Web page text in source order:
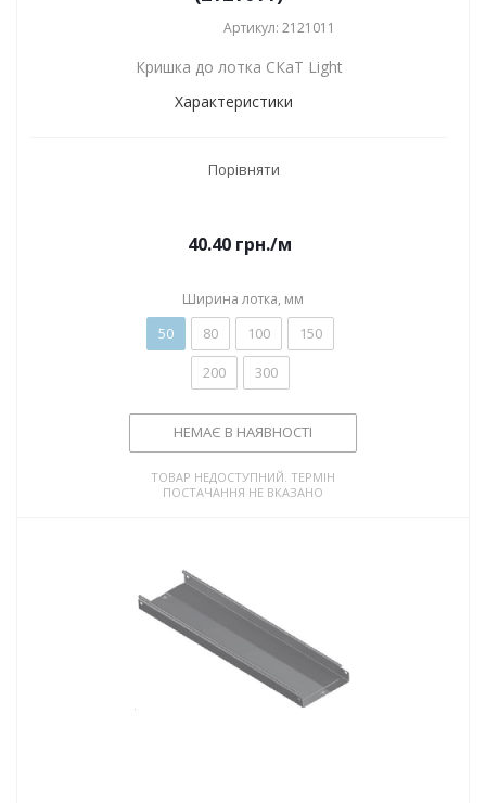
Артикул: 2121011
Кришка до лотка СКаТ Light
Характеристики
Порівняти
40.40грн./м
Ширина лотка, мм
50 80 100
150
200
300
НЕМАЄ В НАЯВНОСТІ
ТОВАР НЕДОСТУПНИЙ. ТЕРМІН
ПОСТАЧАННЯ НЕ ВКАЗАНО